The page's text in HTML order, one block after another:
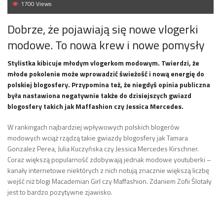
1700 Views
Dobrze, że pojawiają się nowe vlogerki
modowe. To nowa krew i nowe pomysły
Stylistka kibicuje młodym vlogerkom modowym. Twierdzi, że
młode pokolenie może wprowadzić świeżość i nową energię do
polskiej blogosfery. Przypomina też, że niegdyś opinia publiczna
była nastawiona negatywnie także do dzisiejszych gwiazd
blogosfery takich jak Maffashion czy Jessica Mercedes.
W rankingach najbardziej wpływowych polskich blogerów
modowych wciąż rządzą takie gwiazdy blogosfery jak Tamara
Gonzalez Perea, Julia Kuczyńska czy Jessica Mercedes Kirschner.
Coraz większą popularność zdobywają jednak modowe youtuberki –
kanały internetowe niektórych z nich notują znacznie większą liczbę
wejść niż blogi Macademian Girl czy Maffashion. Zdaniem Zofii Ślotały
jest to bardzo pozytywne zjawisko.